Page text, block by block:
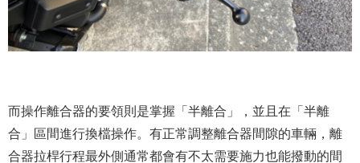
而操作離合器的要領則是掌握「半離合」，並且在「半離
合」區間進行換檔操作。有正常調整離合器間隙的車輛，離
合器拉桿行程最外側通常都會有不太需要施力也能撥動的間